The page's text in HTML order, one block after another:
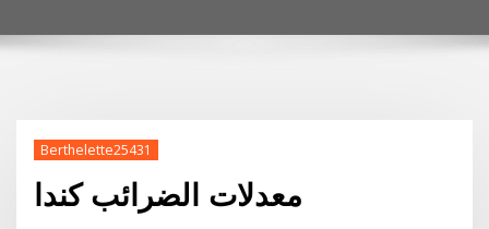
Berthelette25431
معدلات الضرائب كندا